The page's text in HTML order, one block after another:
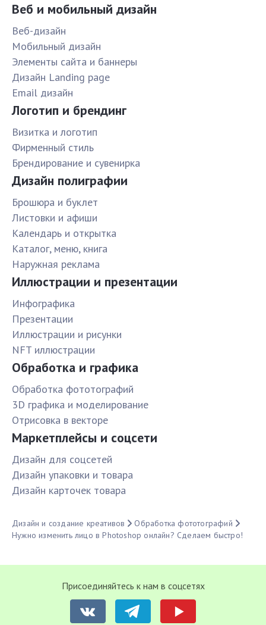
Веб и мобильный дизайн
Веб-дизайн
Мобильный дизайн
Элементы сайта и баннеры
Дизайн Landing page
Email дизайн
Логотип и брендинг
Визитка и логотип
Фирменный стиль
Брендирование и сувенирка
Дизайн полиграфии
Брошюра и буклет
Листовки и афиши
Календарь и открытка
Каталог, меню, книга
Наружная реклама
Иллюстрации и презентации
Инфографика
Презентации
Иллюстрации и рисунки
NFT иллюстрации
Обработка и графика
Обработка фототографий
3D графика и моделирование
Отрисовка в векторе
Маркетплейсы и соцсети
Дизайн для соцсетей
Дизайн упаковки и товара
Дизайн карточек товара
Дизайн и создание креативов
Обработка фототографий
Нужно изменить лицо в Photoshop онлайн? Сделаем быстро!
Присоединяйтесь к нам в соцсетях